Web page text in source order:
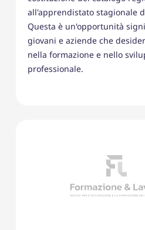
all'apprendistato stagionale
Questa è un'opportunità
giovani e aziende che
nella formazione e nello
professionale.